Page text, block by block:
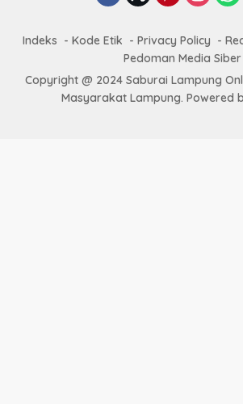
Indeks Kode Etik Privacy Policy
Pedoman Media Siber
Copyright @ 2024 Saburai Lampung
Masyarakat Lampung. Powered